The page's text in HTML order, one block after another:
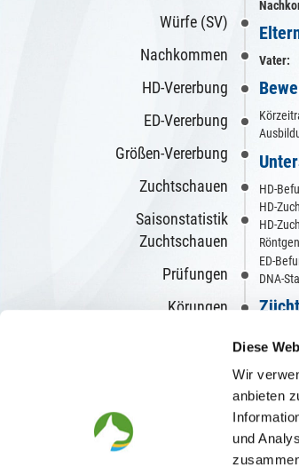
Diese
Wir
anbieten
und
Würfe (SV)
Nachkommen
HD-Vererbung
ED-Vererbung
Größen-Vererbung
Zuchtschauen
Saisonstatistik
Zuchtschauen
Prüfungen
Körungen
Beschreibungen
Vater:
HD-
HD-
HD-
ED-
DNA-